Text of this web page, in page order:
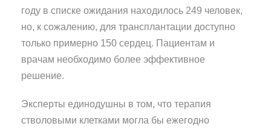
году в списке ожидания находилось 249 человек,
но, к сожалению, для трансплантации доступно
только примерно 150 сердец. Пациентам и
врачам необходимо более эффективное
решение.
Эксперты единодушны в том, что терапия
стволовыми клетками могла бы ежегодно